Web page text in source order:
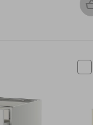
списъка с любими